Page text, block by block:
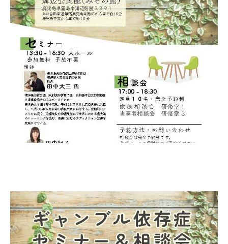
活動報告＆意見書
当事者支援部
子どもたちへ
自死遺族会
メディア
プレスリリース
お問い合わせ